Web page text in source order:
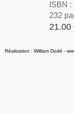
ISBN
232
21.00
Réalisation : William Dodé -